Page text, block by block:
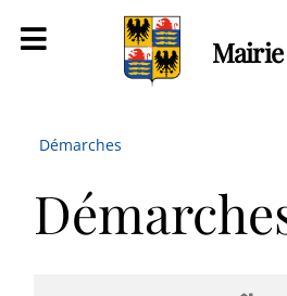
Démarches